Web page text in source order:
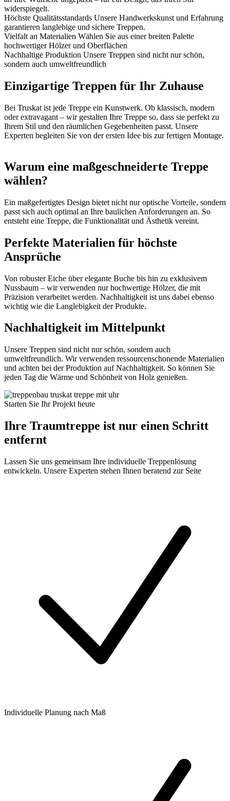
widerspiegelt.
Höchste Qualitätsstandards Unsere Handwerkskunst und Erfahrung
garantieren langlebige und sichere Treppen.
Vielfalt an Materialien Wählen Sie aus einer breiten Palette
hochwertiger Hölzer und Oberflächen
Nachhaltige Produktion Unsere Treppen sind nicht nur schön,
sondern auch umweltfreundlich
Einzigartige Treppen für Ihr Zuhause
Bei Truskat ist jede Treppe ein Kunstwerk. Ob klassisch, modern
oder extravagant – wir gestalten Ihre Treppe so, dass sie perfekt zu
Ihrem Stil und den räumlichen Gegebenheiten passt. Unsere
Experten begleiten Sie von der ersten Idee bis zur fertigen Montage.
Warum eine maßgeschneiderte Treppe
wählen?
Ein maßgefertigtes Design bietet nicht nur optische Vorteile, sondern
passt sich auch optimal an Ihre baulichen Anforderungen an. So
entsteht eine Treppe, die Funktionalität und Ästhetik vereint.
Perfekte Materialien für höchste
Ansprüche
Von robuster Eiche über elegante Buche bis hin zu exklusivem
Nussbaum – wir verwenden nur hochwertige Hölzer, die mit
Präzision verarbeitet werden. Nachhaltigkeit ist uns dabei ebenso
wichtig wie die Langlebigkeit der Produkte.
Nachhaltigkeit im Mittelpunkt
Unsere Treppen sind nicht nur schön, sondern auch
umweltfreundlich. Wir verwenden ressourcenschonende Materialien
und achten bei der Produktion auf Nachhaltigkeit. So können Sie
jeden Tag die Wärme und Schönheit von Holz genießen.
Starten Sie Ihr Projekt heute
Ihre Traumtreppe ist nur einen Schritt
entfernt
Lassen Sie uns gemeinsam Ihre individuelle Treppenlösung
entwickeln. Unsere Experten stehen Ihnen beratend zur Seite
Individuelle Planung nach Maß